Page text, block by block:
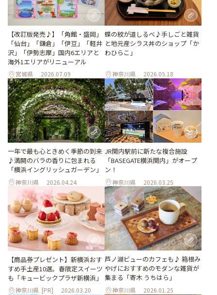
【改訂版発売♪】「角館・盛岡」
「仙台」「鎌倉」「伊豆」「軽井
沢」「伊勢志摩」国内6エリアと
海外1エリアがリニューアル
宮城県 2026.07.09
蝶の紋が道しるべ♪手しごと雑貨
と地元産シラス丼のショップ「か
わひらこ」
神奈川県 2026.05.18
一年で最も心ときめく季節の到来
♪満開のバラの香りに包まれる
「横浜イングリッシュガーデン」
神奈川県 2026.04.24
JR関内駅前に新たな複合施設
「BASEGATE横浜関内」がオープ
ン！
神奈川県 2026.03.25
【商品券プレゼント】新横浜おす
すめ手土産10選。春限定スイーツ
も「キュービックプラザ新横浜」
神奈川県 [PR] 2026.03.20
芦ノ湖ビューのカフェも♪ 箱根み
やげにおすすめのモダンな雑貨が
集まる「寄木 うちはら」
神奈川県 2026.01.25